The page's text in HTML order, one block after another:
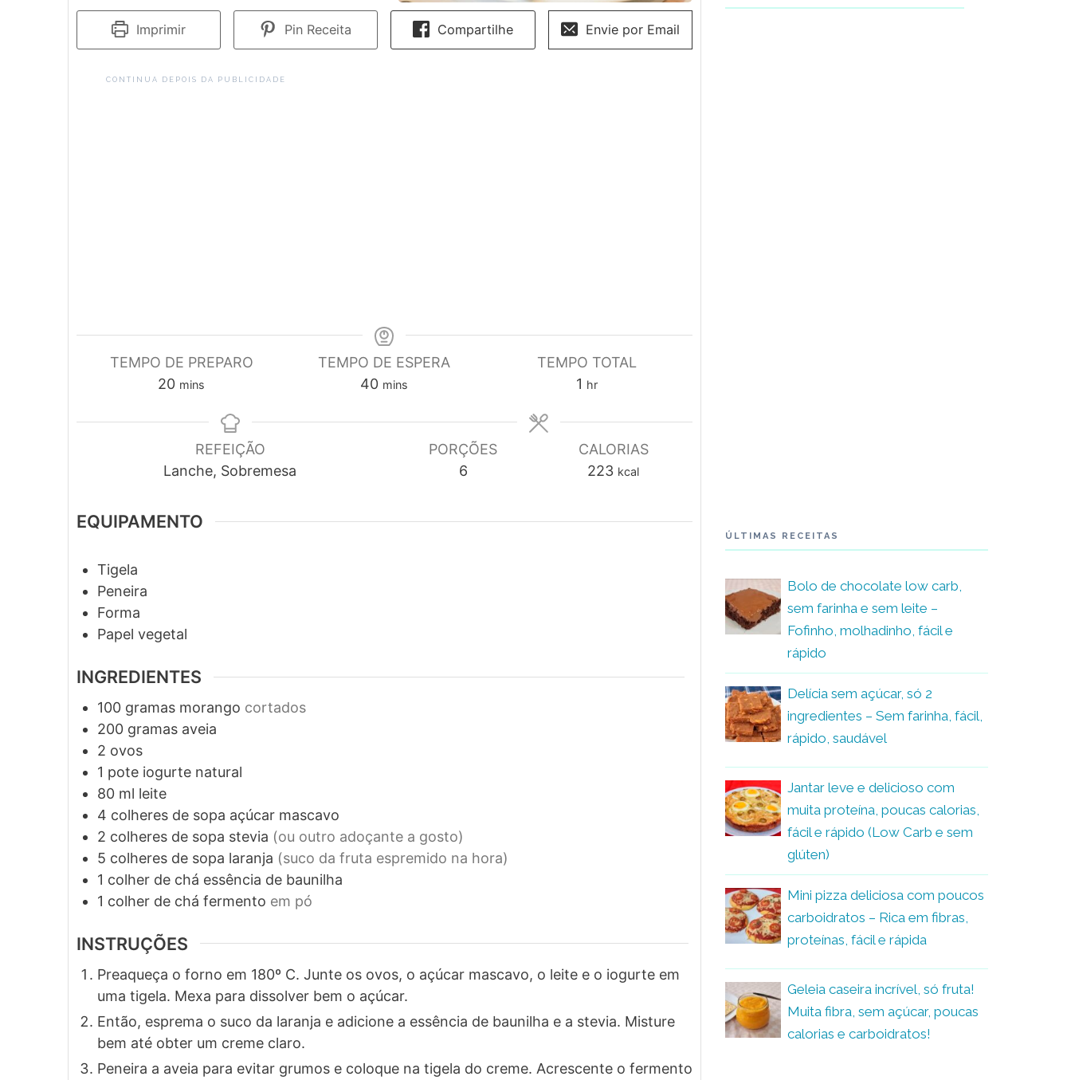
Imprimir Pin Receita Compartilhe Envie por Email
CONTINUA DEPOIS DA PUBLICIDADE
TEMPO DE PREPARO
20minutes
mins
TEMPO DE ESPERA
40minutes
mins
TEMPO TOTAL
1 hour
hr
REFEIÇÃO
Lanche, Sobremesa
PORÇÕES
6
CALORIAS
223 kcal
EQUIPAMENTO
Tigela
Peneira
Forma
Papel vegetal
INGREDIENTES
100 gramas morango cortados
200 gramas aveia
2 ovos
1 pote iogurte natural
80 ml leite
4 colheres de sopa açúcar mascavo
2 colheres de sopa stevia (ou outro adoçante a gosto)
5 colheres de sopa laranja (suco da fruta espremido na hora)
1 colher de chá essência de baunilha
1 colher de chá fermento em pó
INSTRUÇÕES
Preaqueça o forno em 180º C. Junte os ovos, o açúcar mascavo, o leite e o iogurte em
uma tigela. Mexa para dissolver bem o açúcar.
Então, esprema o suco da laranja e adicione a essência de baunilha e a stevia. Misture
bem até obter um creme claro.
Peneira a aveia para evitar grumos e coloque na tigela do creme. Acrescente o fermento
ÚLTIMAS RECEITAS
Bolo de chocolate low carb,
sem farinha e sem leite –
Fofinho, molhadinho, fácil e
rápido
Delícia sem açúcar, só 2
ingredientes – Sem farinha, fácil,
rápido, saudável
Jantar leve e delicioso com
muita proteína, poucas calorias,
fácil e rápido (Low Carb e sem
glúten)
Mini pizza deliciosa com poucos
carboidratos – Rica em fibras,
proteínas, fácil e rápida
Geleia caseira incrível, só fruta!
Muita fibra, sem açúcar, poucas
calorias e carboidratos!